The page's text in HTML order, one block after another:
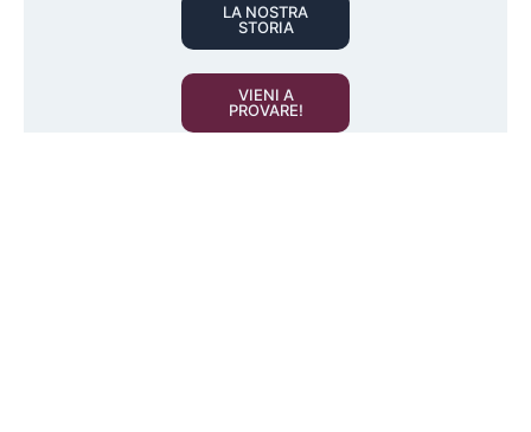
LA NOSTRA
STORIA
VIENI A
PROVARE!